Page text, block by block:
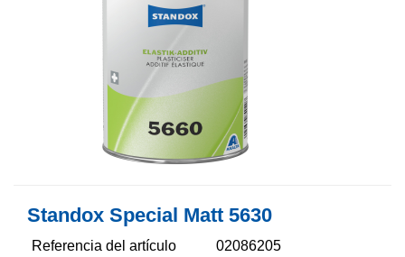
Standox Special Matt 5630​
Referencia del artículo 02086205